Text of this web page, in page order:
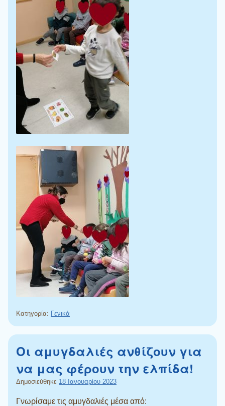
Κατηγορία: Γενικά
Οι αμυγδαλιές ανθίζουν για
να μας φέρουν την ελπίδα!
Δημοσιεύθηκε 18 Ιανουαρίου 2023
Γνωρίσαμε τις αμυγδαλιές μέσα από: